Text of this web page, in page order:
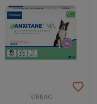
VIRBAC